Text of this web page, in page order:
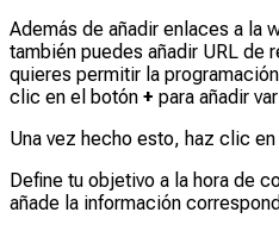
Además de añadir enlaces a la
también puedes añadir URL de
quieres permitir la
clic en el botón + para añadir
Una vez hecho esto, haz clic en
Define tu objetivo a la hora de
añade la información